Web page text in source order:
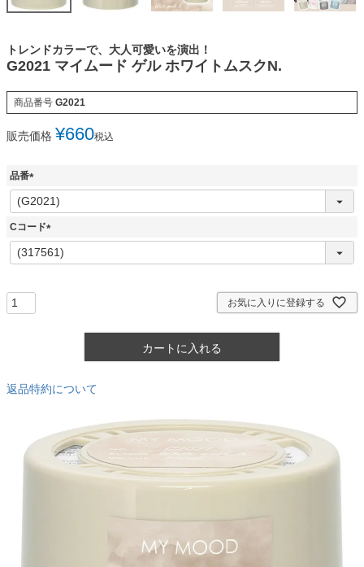
トレンドカラーで、大人可愛いを演出！
G2021 マイムード ゲル ホワイトムスクN.
商品番号 G2021
販売価格 ¥660税込
品番
(
必
須
Cコード
(
必
お気に入りに登録する
カートに入れる
返品特約について